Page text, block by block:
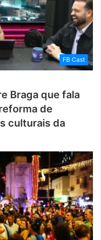
FB Cast
Braga que fala
de
culturais da